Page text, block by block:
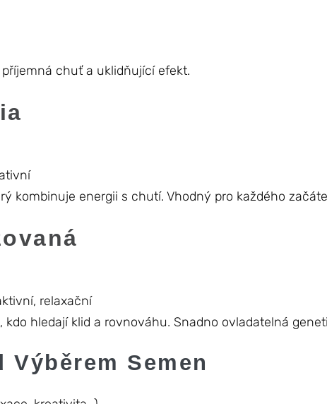
chuť a uklidňující efekt.
kombinuje energii s chutí. Vhodný pro každého
relaxační
hledají klid a rovnováhu. Snadno ovladatelná
Výběrem Semen